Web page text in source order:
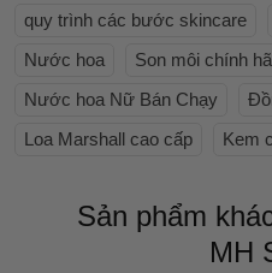
quy trình các bước skincare
Nước hoa
Son môi chính
Nước hoa Nữ Bán Chạy
Loa Marshall cao cấp
Kem
Sản phẩm
MH